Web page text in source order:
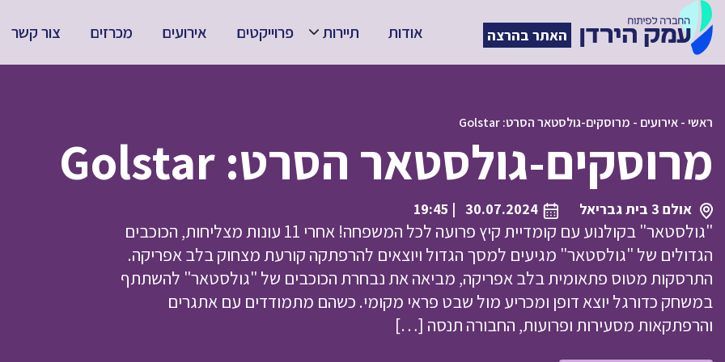
האתר בהרצה אודות תיירות פרוייקטים אירועים מכרזים צור קשר
ראשי-אירועים - מרוסקים-גולסטאר הסרט: Golstar
מרוסקים-גולסטאר הסרט: Golstar
אולם 3 בית גבריאל 30.07.2024
| 19:45
"גולסטאר" בקולנוע עם קומדיית קיץ פרועה לכל המשפחה! אחרי 11 עונות מצליחות, הכוכבים
הגדולים של "גולסטאר" מגיעים למסך הגדול ויוצאים להרפתקה קורעת מצחוק בלב אפריקה.
התרסקות מטוס פתאומית בלב אפריקה, מביאה את נבחרת הכוכבים של "גולסטאר" להשתתף
במשחק כדורגל יוצא דופן ומכריע מול שבט פראי מקומי. כשהם מתמודדים עם אתגרים
והרפתקאות מסעירות ופרועות, החבורה תנסה […]